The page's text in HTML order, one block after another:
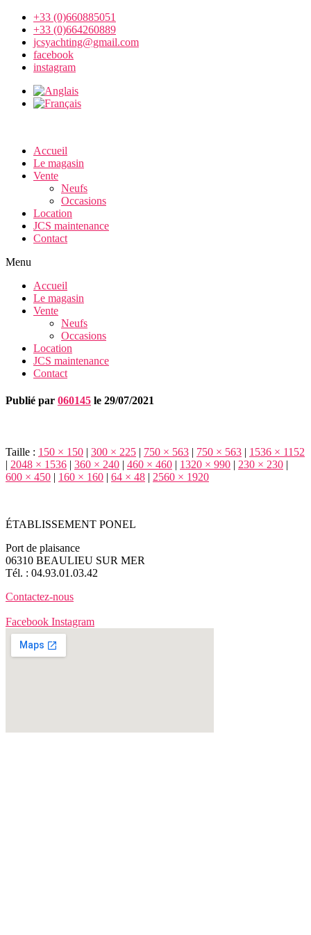
+33 (0)660885051
+33 (0)664260889
jcsyachting@gmail.com
facebook
instagram
Accueil
Le magasin
Vente
Neufs
Occasions
Location
JCS maintenance
Contact
Menu
Accueil
Le magasin
Vente
Neufs
Occasions
Location
JCS maintenance
Contact
Publié par 060145 le 29/07/2021
Taille : 150 × 150 | 300 × 225 | 750 × 563 | 750 × 563 | 1536 × 1152
| 2048 × 1536 | 360 × 240 | 460 × 460 | 1320 × 990 | 230 × 230 |
600 × 450 | 160 × 160 | 64 × 48 | 2560 × 1920
ÉTABLISSEMENT PONEL
Port de plaisance
06310 BEAULIEU SUR MER
Tél. : 04.93.01.03.42
Contactez-nous
Facebook Instagram